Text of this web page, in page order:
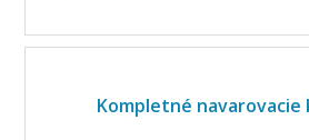
Kompletné navarovacie